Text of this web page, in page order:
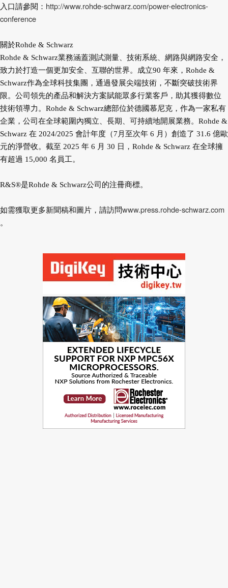
入口請參閱： http://www.rohde-schwarz.com/power-electronics-
conference
關於Rohde & Schwarz
Rohde & Schwarz業務涵蓋測試測量、技術系統、網路與網路安全，
致力於打造一個更加安全、互聯的世界。
成立90 年來，Rohde &
Schwarz作為全球科技集團，通過發展尖端技術，不斷突破技術界
限。公司領先的產品和解決方案賦能眾多行業客戶，助其獲得數位
技術領導力。Rohde & Schwarz總部位於德國慕尼克，作為一家私有
企業，公司在全球範圍內獨立、長期、可持續地開展業務。Rohde &
Schwarz 在 2024/2025 會計年度（7 月至次年 6 月）創造了 31.6 億歐
元的淨營收。截至 2025 年 6 月 30 日，Rohde & Schwarz 在全球擁
有超過 15,000 名員工。
R&S®是Rohde & Schwarz公司的注冊商標。
如需獲取更多新聞稿和圖片，請訪問www.press.rohde-schwarz.com
。